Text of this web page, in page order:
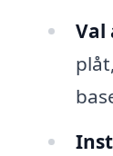
Val